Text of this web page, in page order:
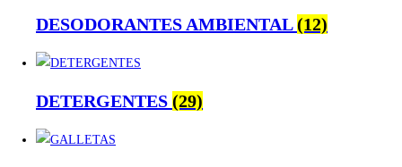
DESODORANTES AMBIENTAL(12)
DETERGENTES (29)